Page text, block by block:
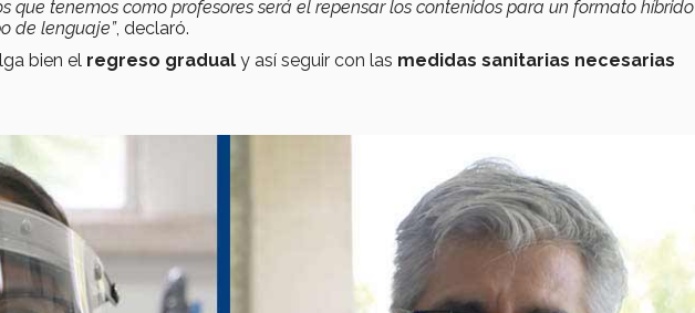
que tenemos como profesores será el repensar los contenidos para un formato híbrido
de lenguaje”, declaró.
bien el regreso gradual y así seguir con las medidas sanitarias necesarias